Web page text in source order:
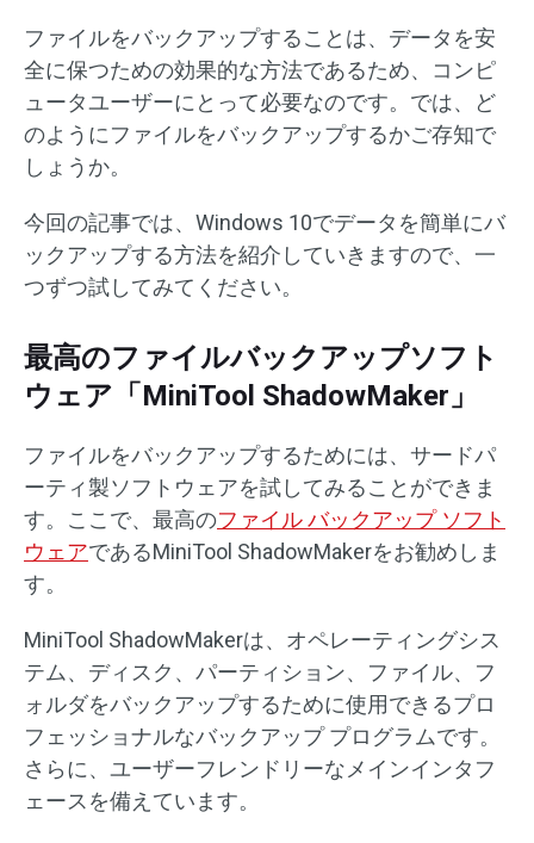
ファイルをバックアップすることは、データを安
全に保つための効果的な方法であるため、コンピ
ュータユーザーにとって必要なのです。では、ど
のようにファイルをバックアップするかご存知で
しょうか。
今回の記事では、Windows 10でデータを簡単にバ
ックアップする方法を紹介していきますので、一
つずつ試してみてください。
最高のファイルバックアップソフト
ウェア「MiniTool ShadowMaker」
ファイルをバックアップするためには、サードパ
ーティ製ソフトウェアを試してみることができま
す。ここで、最高のファイル バックアップ ソフト
ウェアであるMiniTool ShadowMakerをお勧めしま
す。
MiniTool ShadowMakerは、オペレーティングシス
テム、ディスク、パーティション、ファイル、フ
ォルダをバックアップするために使用できるプロ
フェッショナルなバックアップ プログラムです。
さらに、ユーザーフレンドリーなメインインタフ
ェースを備えています。